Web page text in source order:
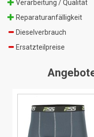
Verarbeitung / Qualität
Reparaturanfälligkeit
Dieselverbrauch
Ersatzteilpreise